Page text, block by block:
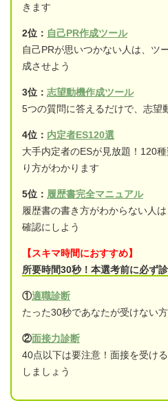
きます
2位： 自己PR作成ツール
自己PRが思いつかない人は、ツ
成させよう
3位： 志望動機作成ツール
5つの質問に答えるだけで、志望
4位： 内定者ES120選
大手内定者のESが見放題！120
り方がわかります
5位： 履歴書完全マニュアル
履歴書の書き方がわからない人
確認にしよう
【スキマ時間におすすめ】
所要時間30秒！本選考前に必ず
①適職診断
たった30秒であなたが受けない
②面接力診断
40点以下は要注意！面接を受け
しましょう